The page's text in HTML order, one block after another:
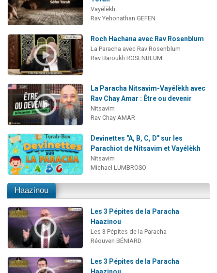
Vayélèkh
Rav Yehonathan GEFEN
Roch Hachana avec Rav Rosenblum
La Paracha avec Rav Rosenblum
Rav Baroukh ROSENBLUM
La Paracha Nitsavim-Vayélèkh avec
Rav Chay Amar : Être ou devenir
Nitsavim
Rav Chay AMAR
Devinettes "A, B, C, D" sur les
Parachiot de Nitsavim et Vayélèkh
Nitsavim
Michael LUMBROSO
Haazinou
Les 3 Pépites de la Paracha
Haazinou
Les 3 Pépites de la Paracha
Réouven BÉNIARD
Les 3 Pépites de la Paracha